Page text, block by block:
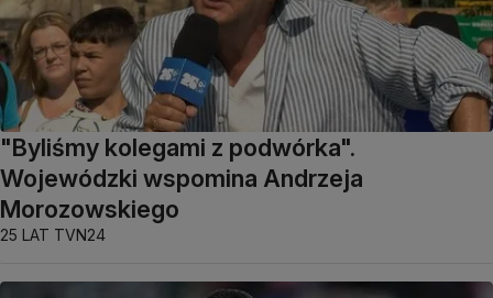
"Byliśmy kolegami z podwórka".
Wojewódzki wspomina Andrzeja
Morozowskiego
25 LAT TVN24